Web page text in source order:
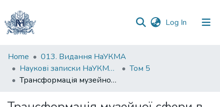
Log In (current)
Communities
&
Collections
Home
013. Видання НаУКМА
Наукові записки НаУКМА. Історія і теорія культури
Том 5
Трансформація музейної сфери в умовах пандемії COVID-19